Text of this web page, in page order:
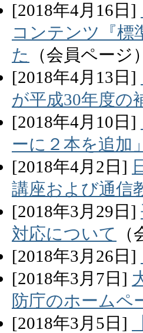
[2018年4月 16 日]
コンテンツ『標
た
（会員ページ）
[2018年4月 13 日]
が平成30年度の
[2018年4月 10 日]
ーに２本を追加
[2018年4月 2 日]
講座および通信
[2018年3月 29 日]
対応について
[2018年3月 26 日]
[2018年3月 7 日]
防庁のホームペ
[2018年3月 5 日]